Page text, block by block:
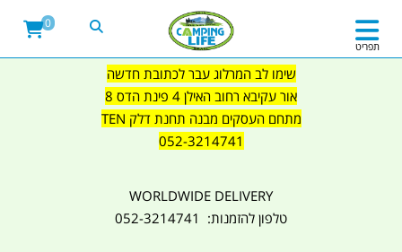
שימו לב המרלוג עבר לכתובת חדשה
אור עקיבא רחוב האילן 4 פינת הדס 8
מתחם העסקים מבנה תחנת דלק TEN
052-3214741
WORLDWIDE DELIVERY
טלפון להזמנות: 052-3214741
תפריט
0